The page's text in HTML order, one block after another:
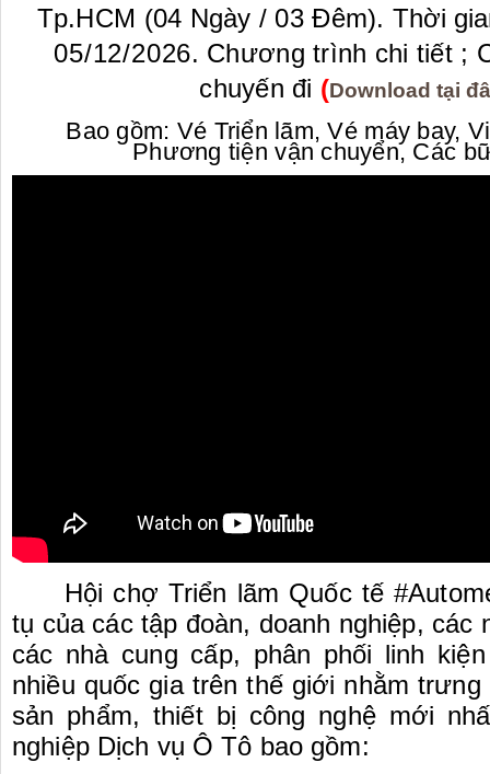
Tp.HCM (04 Ngày / 03 Đêm). Thời
05/12/2026. Chương trình chi tiết ;
chuyến đi (Download tại
Bao gồm: Vé Triển lãm, Vé máy bay,
Phương tiện vận chuyển, Các
Hội chợ Triển lãm Quốc tế
tụ của các tập đoàn, doanh nghiệp, các
các nhà cung cấp, phân phối linh
nhiều quốc gia trên thế giới nhằm
sản phẩm, thiết bị công nghệ mới
nghiệp Dịch vụ Ô Tô bao gồm: